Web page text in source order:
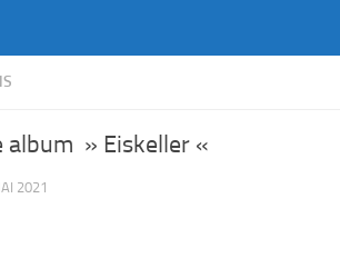
album » Eiskeller «
2021